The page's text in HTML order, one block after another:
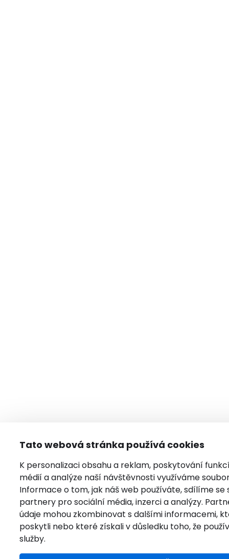
Tato webová stránka používá cookies
K personalizaci obsahu a reklam, poskytování
médií a analýze naší návštěvnosti využíváme
Informace o tom, jak náš web používáte, sdílíme se
partnery pro sociální média, inzerci a analýzy.
údaje mohou zkombinovat s dalšími informacemi,
poskytli nebo které získali v důsledku toho, že
služby.